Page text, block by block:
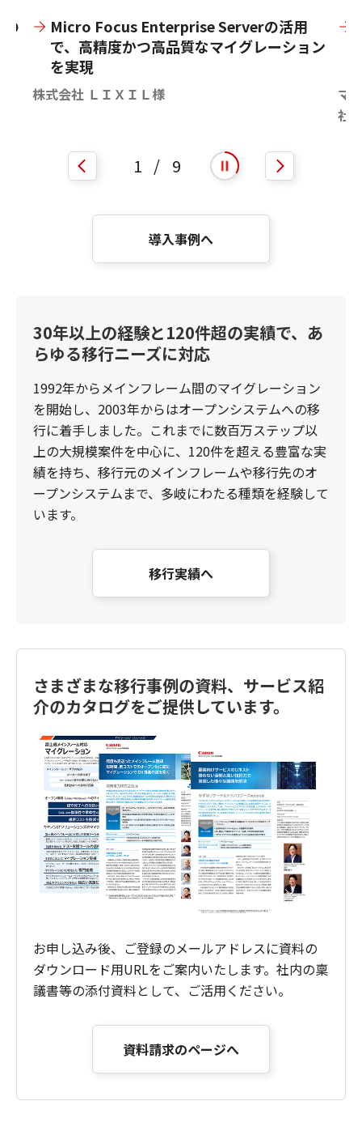
の
Micro Focus Enterprise Serverの活用
で、高精度かつ高品質なマイグレーション
を実現
株式会社 ＬＩＸＩＬ様
マ
社
1 / 9 自動再生を開始
自動再生を停止
導入事例へ
30年以上の経験と120件超の実績で、あ
らゆる移行ニーズに対応
1992年からメインフレーム間のマイグレーション
を開始し、2003年からはオープンシステムへの移
行に着手しました。これまでに数百万ステップ以
上の大規模案件を中心に、120件を超える豊富な実
績を持ち、移行元のメインフレームや移行先のオ
ープンシステムまで、多岐にわたる種類を経験して
います。
移行実績へ
さまざまな移行事例の資料、サービス紹
介のカタログをご提供しています。
お申し込み後、ご登録のメールアドレスに資料の
ダウンロード用URLをご案内いたします。社内の稟
議書等の添付資料として、ご活用ください。
資料請求のページへ